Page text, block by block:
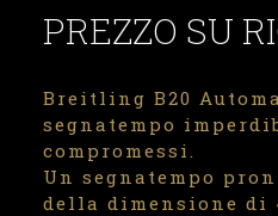
PREZZO SU
Breitling B20
segnatempo
compromessi.
Un segnatempo
della dimensione di